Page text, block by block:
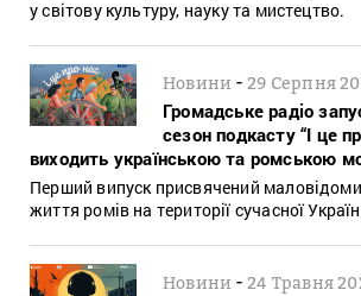
у світову культуру, науку та мистецтво.
Новини -29 Серпня
Громадське радіо
сезон подкасту “І це
виходить українською та ромською
Перший випуск присвячений
життя ромів на території сучасної
Новини -24 Травня